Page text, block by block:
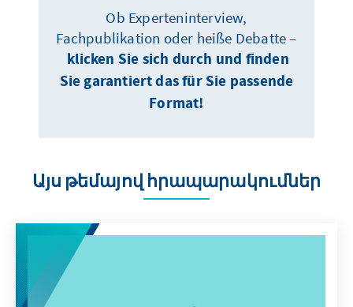
Ob Experteninterview,
Fachpublikation oder heiße Debatte –
klicken Sie sich durch und finden
Sie garantiert das für Sie passende
Format!
Այս թեմայով հրապարակումներ